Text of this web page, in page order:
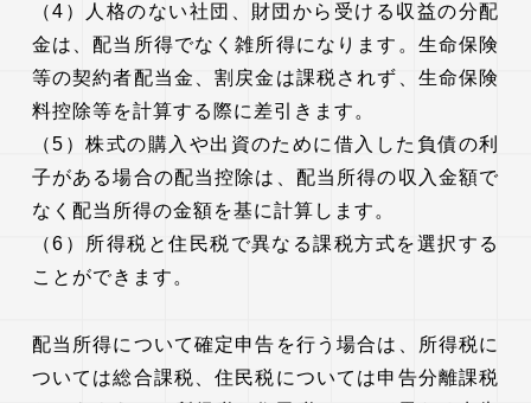
（4）人格のない社団、財団から受ける収益の分配
金は、配当所得でなく雑所得になります。生命保険
等の契約者配当金、割戻金は課税されず、生命保険
料控除等を計算する際に差引きます。
（5）株式の購入や出資のために借入した負債の利
子がある場合の配当控除は、配当所得の収入金額で
なく配当所得の金額を基に計算します。
（6）所得税と住民税で異なる課税方式を選択する
ことができます。
配当所得について確定申告を行う場合は、所得税に
ついては総合課税、住民税については申告分離課税